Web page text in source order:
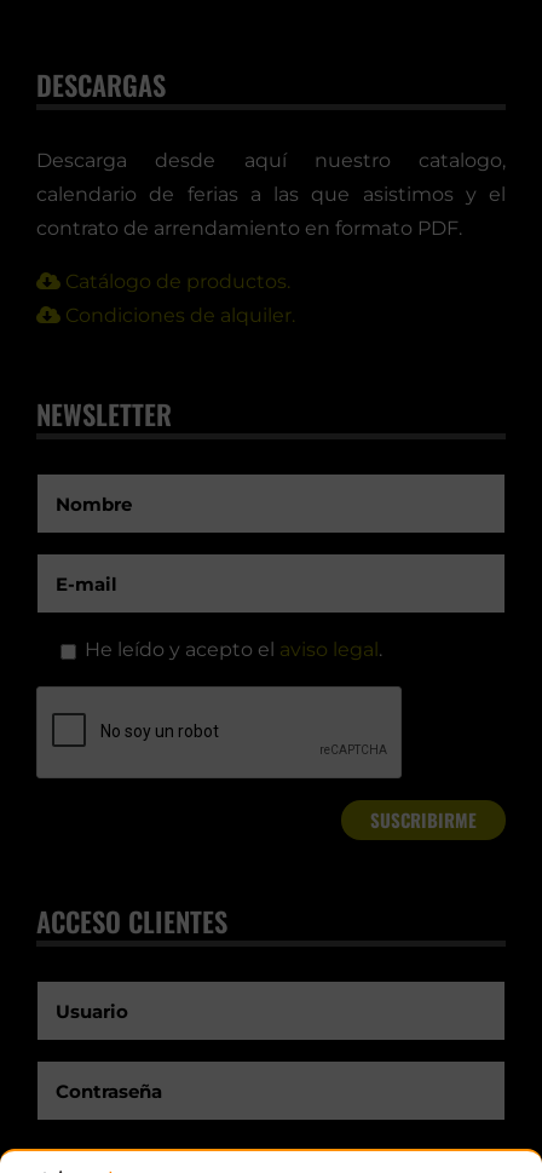
DESCARGAS
Descarga desde aquí nuestro catalogo,
calendario de ferias a las que asistimos y el
contrato de arrendamiento en formato PDF.
Catálogo de productos.
Condiciones de alquiler.
NEWSLETTER
He leído y acepto el aviso legal .
ACCESO CLIENTES
Recuérdame.